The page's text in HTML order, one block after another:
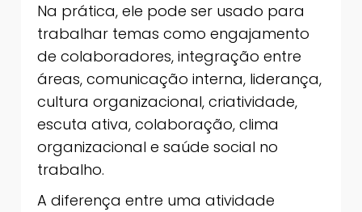
Na prática, ele pode ser usado para
trabalhar temas como engajamento
de colaboradores, integração entre
áreas, comunicação interna, liderança,
cultura organizacional, criatividade,
escuta ativa, colaboração, clima
organizacional e saúde social no
trabalho.
A diferença entre uma atividade